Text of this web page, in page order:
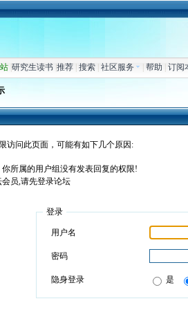
| 研究生读书| 推荐| 搜索| 社区服务 帮助 订阅
访问此页面，可能有如下几个原因:
你所属的用户组没有发表回复的权限!
员,请先登录论坛
登录
用户名
密码
隐身登录 是